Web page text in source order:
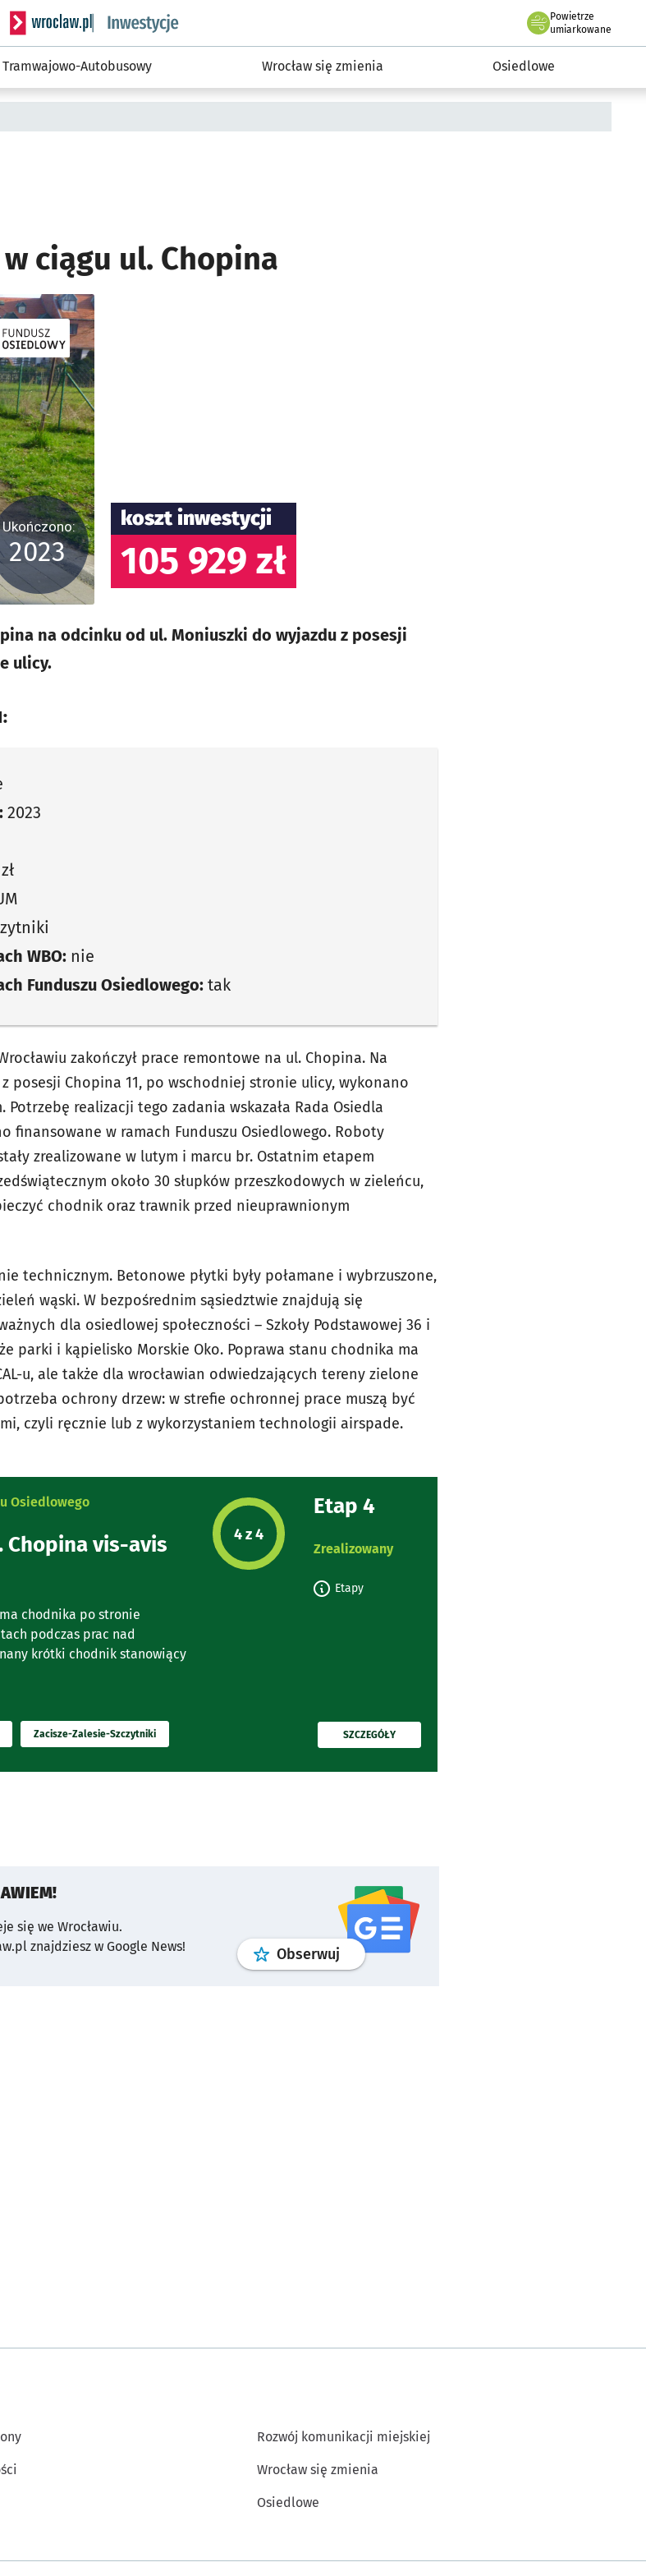
Serwis informacyjny wroclaw.pl podserwis: #InwestycjeWRO - miejskie inwestycje 2019-2032
Powietrze
we Wrocławiu
umiarkowane
Tramwajowo-Autobusowy Wrocław się zmienia Osiedlowe
ciągu ul. Chopina
Ukończono:
2023
koszt inwestycji
105 929 zł
na odcinku od ul. Moniuszki do wyjazdu z posesji
ulicy.
2023
WBO: nie
Funduszu Osiedlowego: tak
zakończył prace remontowe na ul. Chopina. Na
posesji Chopina 11, po wschodniej stronie ulicy, wykonano
realizacji tego zadania wskazała Rada Osiedla
finansowane w ramach Funduszu Osiedlowego. Roboty
zrealizowane w lutym i marcu br. Ostatnim etapem
około 30 słupków przeszkodowych w zieleńcu,
chodnik oraz trawnik przed nieuprawnionym
technicznym. Betonowe płytki były połamane i wybrzuszone,
wąski. W bezpośrednim sąsiedztwie znajdują się
dla osiedlowej społeczności – Szkoły Podstawowej 36 i
parki i kąpielisko Morskie Oko. Poprawa stanu chodnika ma
u, ale także dla wrocławian odwiedzających tereny zielone
ochrony drzew: w strefie ochronnej prace muszą być
czyli ręcznie lub z wykorzystaniem technologii airspade.
Osiedlowego
Chopina vis-avis
chodnika po stronie
podczas prac nad
krótki chodnik stanowiący
Etap projektu:
4 z 4
Etap 4
Zrealizowany
Etapy
Zacisze-Zalesie-Szczytniki PRZECZYTAJ
SZCZEGÓŁY
się we Wrocławiu.
znajdziesz w Google News!
Obserwuj profilgoogle news
Rozwój komunikacji miejskiej
Wrocław się zmienia
Osiedlowe